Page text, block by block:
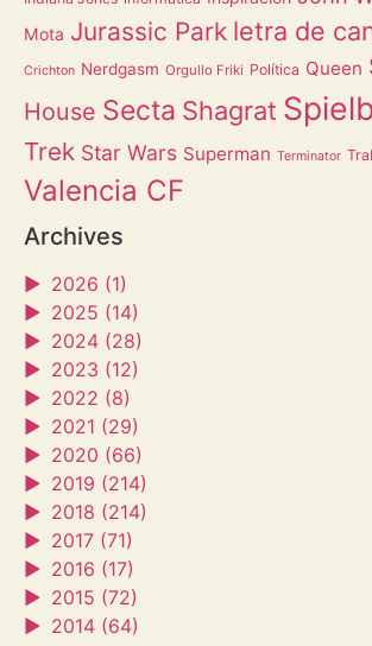
Mota Jurassic Park letra de
Crichton Nerdgasm Orgullo Friki Política Queen
House Secta Shagrat
Trek Star Wars Superman Terminator
Valencia CF
Archives
► 2026 (1)
► 2025 (14)
► 2024 (28)
► 2023 (12)
► 2022 (8)
► 2021 (29)
► 2020 (66)
► 2019 (214)
► 2018 (214)
► 2017 (71)
► 2016 (17)
► 2015 (72)
► 2014 (64)